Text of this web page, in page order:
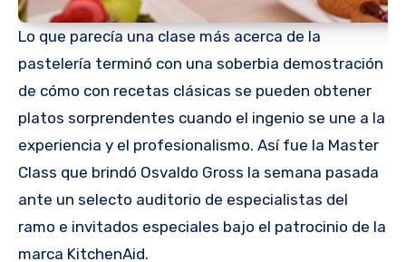
Lo que parecía una clase más acerca de la
pastelería terminó con una soberbia demostración
de cómo con recetas clásicas se pueden obtener
platos sorprendentes cuando el ingenio se une a la
experiencia y el profesionalismo. Así fue la Master
Class que brindó Osvaldo Gross la semana pasada
ante un selecto auditorio de especialistas del
ramo e invitados especiales bajo el patrocinio de la
marca KitchenAid.